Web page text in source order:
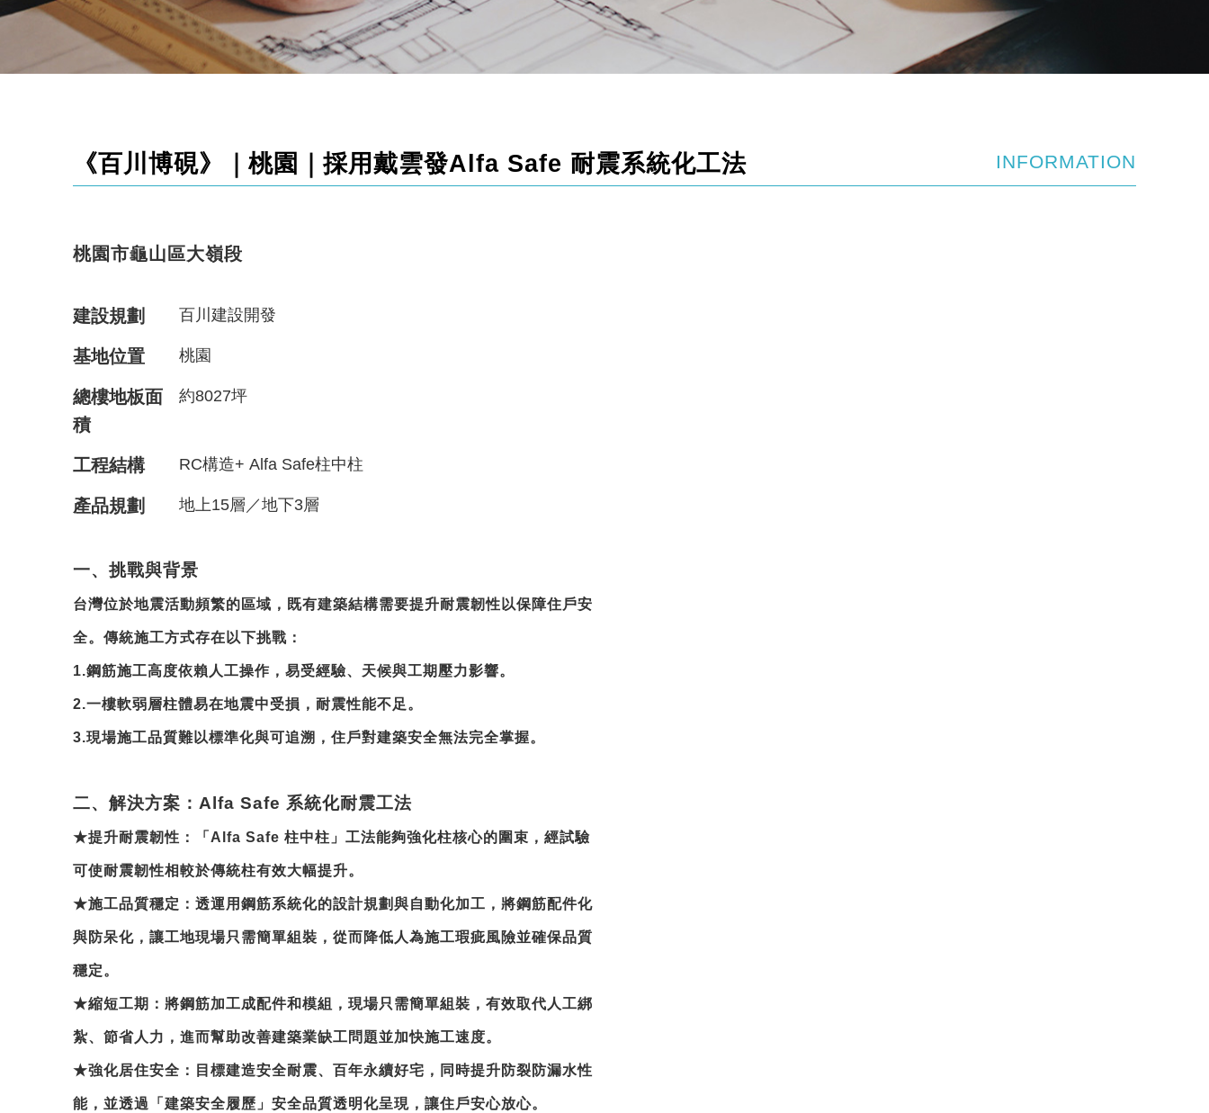
《百川博硯》｜桃園｜採用戴雲發Alfa Safe 耐震系統化工法 INFORMATION
桃園市龜山區大嶺段
建設規劃 百川建設開發
基地位置 桃園
總樓地板面
積
約8027坪
工程結構 RC構造+ Alfa Safe柱中柱
產品規劃 地上15層／地下3層
一、挑戰與背景
台灣位於地震活動頻繁的區域，既有建築結構需要提升耐震韌性以保障住戶安
全。傳統施工方式存在以下挑戰：
1.鋼筋施工高度依賴人工操作，易受經驗、天候與工期壓力影響。
2.一樓軟弱層柱體易在地震中受損，耐震性能不足。
3.現場施工品質難以標準化與可追溯，住戶對建築安全無法完全掌握。
二、解決方案：Alfa Safe 系統化耐震工法
★提升耐震韌性 ：「Alfa Safe 柱中柱」工法能夠強化柱核心的圍束，經試驗
可使耐震韌性相較於傳統柱有效大幅提升。
★施工品質穩定 ：透運用鋼筋系統化的設計規劃與自動化加工，將鋼筋配件化
與防呆化，讓工地現場只需簡單組裝，從而降低人為施工瑕疵風險並確保品質
穩定。
★縮短工期 ：將鋼筋加工成配件和模組，現場只需簡單組裝，有效取代人工綁
紮、節省人力，進而幫助改善建築業缺工問題並加快施工速度。
★強化居住安全 ：目標建造安全耐震、百年永續好宅，同時提升防裂防漏水性
能，並透過「建築安全履歷」安全品質透明化呈現，讓住戶安心放心。